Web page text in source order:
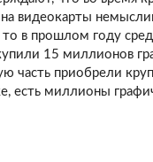
видеокарты
в прошлом году
15 миллионов
часть приобрели
есть миллионы